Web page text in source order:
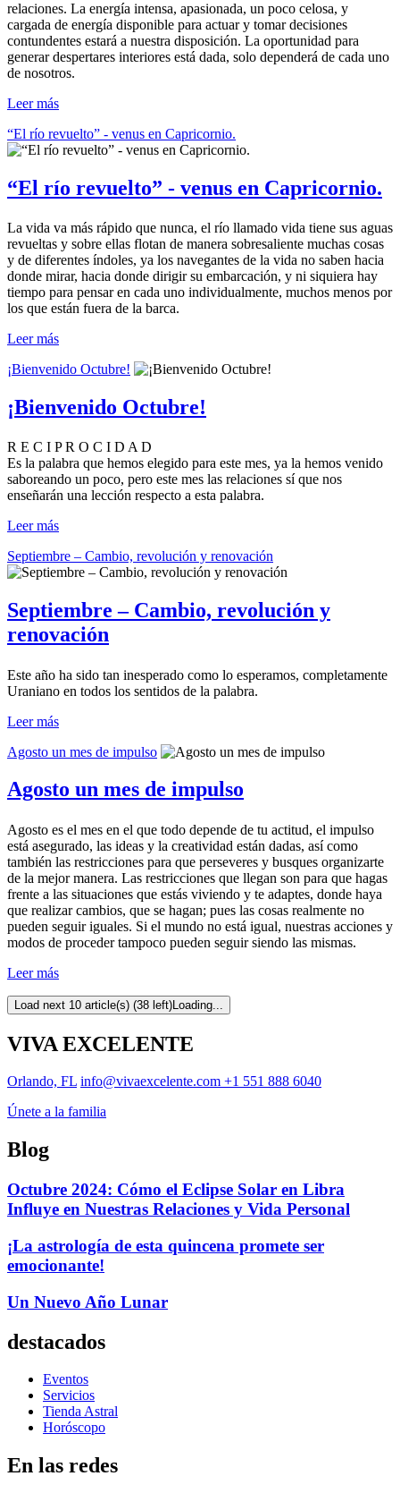
relaciones. La energía intensa, apasionada, un poco celosa, y
cargada de energía disponible para actuar y tomar decisiones
contundentes estará a nuestra disposición. La oportunidad para
generar despertares interiores está dada, solo dependerá de cada uno
de nosotros.
Leer más
“El río revuelto” - venus en Capricornio.
“El río revuelto” - venus en Capricornio.
La vida va más rápido que nunca, el río llamado vida tiene sus aguas
revueltas y sobre ellas flotan de manera sobresaliente muchas cosas
y de diferentes índoles, ya los navegantes de la vida no saben hacia
donde mirar, hacia donde dirigir su embarcación, y ni siquiera hay
tiempo para pensar en cada uno individualmente, muchos menos por
los que están fuera de la barca.
Leer más
¡Bienvenido Octubre!
¡Bienvenido Octubre!
R E C I P R O C I D A D
Es la palabra que hemos elegido para este mes, ya la hemos venido
saboreando un poco, pero este mes las relaciones sí que nos
enseñarán una lección respecto a esta palabra.
Leer más
Septiembre – Cambio, revolución y renovación
Septiembre – Cambio, revolución y
renovación
Este año ha sido tan inesperado como lo esperamos, completamente
Uraniano en todos los sentidos de la palabra.
Leer más
Agosto un mes de impulso
Agosto un mes de impulso
Agosto es el mes en el que todo depende de tu actitud, el impulso
está asegurado, las ideas y la creatividad están dadas, así como
también las restricciones para que perseveres y busques organizarte
de la mejor manera. Las restricciones que llegan son para que hagas
frente a las situaciones que estás viviendo y te adaptes, donde haya
que realizar cambios, que se hagan; pues las cosas realmente no
pueden seguir iguales. Si el mundo no está igual, nuestras acciones y
modos de proceder tampoco pueden seguir siendo las mismas.
Leer más
Load next 10 article(s) (38 left)Loading...
VIVA EXCELENTE
Orlando, FL info@vivaexcelente.com +1 551 888 6040
Únete a la familia
Blog
Octubre 2024: Cómo el Eclipse Solar en Libra
Influye en Nuestras Relaciones y Vida Personal
¡La astrología de esta quincena promete ser
emocionante!
Un Nuevo Año Lunar
destacados
Eventos
Servicios
Tienda Astral
Horóscopo
En las redes